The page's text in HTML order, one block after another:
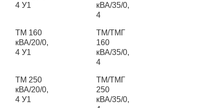
4 У1
кВА/35/0,
4
ТМ 160
кВА/20/0,
4 У1
ТМ/ТМГ
160
кВА/35/0,
4
ТМ 250
кВА/20/0,
4 У1
ТМ/ТМГ
250
кВА/35/0,